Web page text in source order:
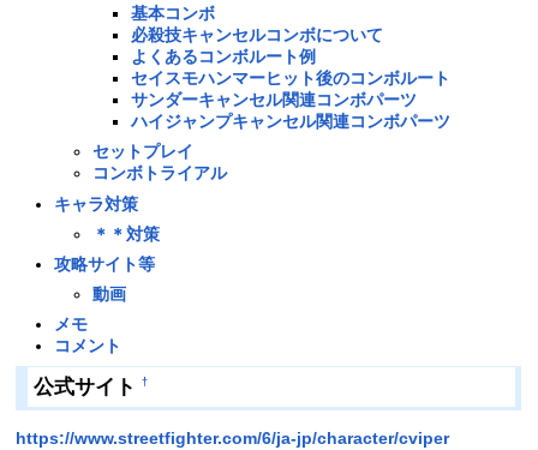
基本コンボ
必殺技キャンセルコンボについて
よくあるコンボルート例
セイスモハンマーヒット後のコンボルート
サンダーキャンセル関連コンボパーツ
ハイジャンプキャンセル関連コンボパーツ
セットプレイ
コンボトライアル
キャラ対策
＊＊対策
攻略サイト等
動画
メモ
コメント
公式サイト †
https://www.streetfighter.com/6/ja-jp/character/cviper